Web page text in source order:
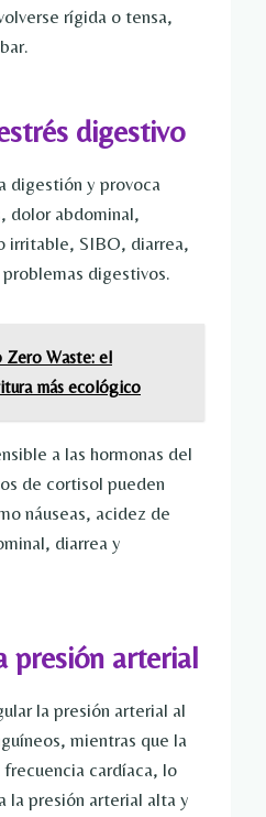
rígida o tensa,
digestivo
digestión y provoca
dolor abdominal,
irritable, SIBO, diarrea,
digestivos.
Zero Waste: el
más ecológico
a las hormonas del
de cortisol pueden
náuseas, acidez de
diarrea y
presión arterial
la presión arterial al
mientras que la
cardíaca, lo
la presión arterial alta y